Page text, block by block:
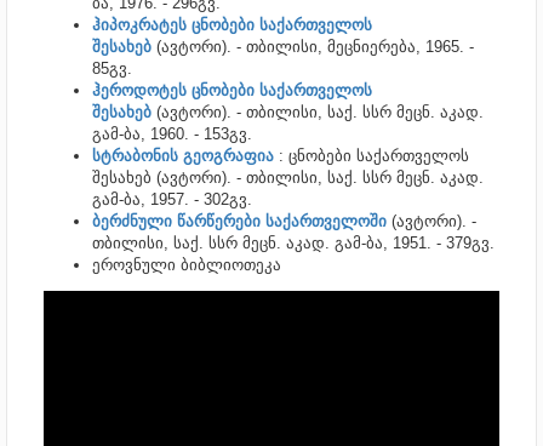
ჰიპოკრატეს ცნობები საქართველოს
შესახებ (ავტორი). - თბილისი, მეცნიერება, 1965. -
85გვ.
ჰეროდოტეს ცნობები საქართველოს
შესახებ (ავტორი). - თბილისი, საქ. სსრ მეცნ. აკად.
გამ-ბა, 1960. - 153გვ.
სტრაბონის გეოგრაფია : ცნობები საქართველოს
შესახებ (ავტორი). - თბილისი, საქ. სსრ მეცნ. აკად.
გამ-ბა, 1957. - 302გვ.
ბერძნული წარწერები საქართველოში (ავტორი). -
თბილისი, საქ. სსრ მეცნ. აკად. გამ-ბა, 1951. - 379გვ.
ეროვნული ბიბლიოთეკა